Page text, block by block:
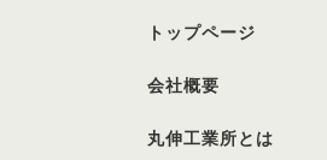
トップページ
会社概要
丸伸工業所とは